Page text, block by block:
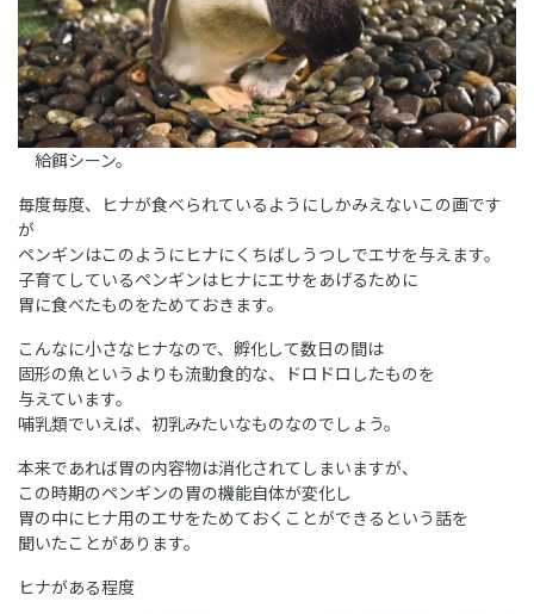
給餌シーン。
毎度毎度、ヒナが食べられているようにしかみえないこの画です
が
ペンギンはこのようにヒナにくちばしうつしでエサを与えます。
子育てしているペンギンはヒナにエサをあげるために
胃に食べたものをためておきます。
こんなに小さなヒナなので、孵化して数日の間は
固形の魚というよりも流動食的な、ドロドロしたものを
与えています。
哺乳類でいえば、初乳みたいなものなのでしょう。
本来であれば胃の内容物は消化されてしまいますが、
この時期のペンギンの胃の機能自体が変化し
胃の中にヒナ用のエサをためておくことができるという話を
聞いたことがあります。
ヒナがある程度